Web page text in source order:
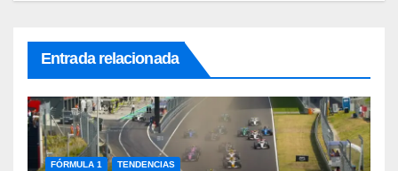
Entrada relacionada
FÓRMULA 1 TENDENCIAS